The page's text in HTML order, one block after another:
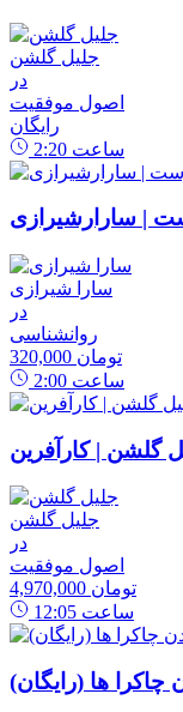
جلیل گلشن
در
اصول موفقیت
رایگان
2:20 ساعت
| سارارشیرازی
سارا شیرازی
در
روانشناسی
320,000 تومان
2:00 ساعت
گلشن | کارآفرین
جلیل گلشن
در
اصول موفقیت
4,970,000 تومان
12:05 ساعت
ها (رایگان)